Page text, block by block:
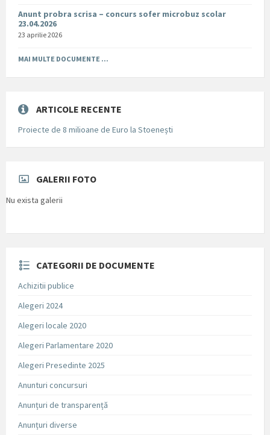
Anunt probra scrisa – concurs sofer microbuz scolar
23.04.2026
23 aprilie 2026
MAI MULTE DOCUMENTE ...
ARTICOLE RECENTE
Proiecte de 8 milioane de Euro la Stoenești
GALERII FOTO
Nu exista galerii
CATEGORII DE DOCUMENTE
Achizitii publice
Alegeri 2024
Alegeri locale 2020
Alegeri Parlamentare 2020
Alegeri Presedinte 2025
Anunturi concursuri
Anunțuri de transparență
Anunțuri diverse